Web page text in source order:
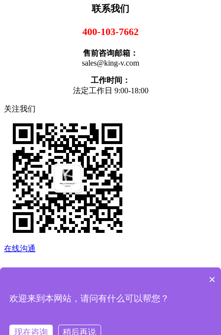
联系我们
400-103-7662
售前咨询邮箱：
sales@king-v.com
工作时间：
法定工作日 9:00-18:00
关注我们
在线沟通
×
欢迎来到本网站，请问有什么可以帮您？
现在咨询 稍后再说